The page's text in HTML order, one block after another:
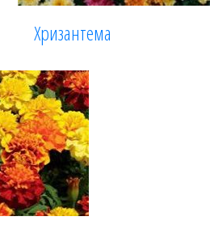
Хризантема